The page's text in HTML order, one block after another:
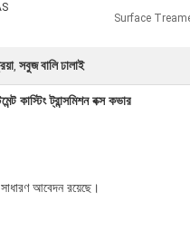
Surface
, সবুজ বালি ঢালাই
কাস্টিং ট্রান্সমিশন বক্স কভার
আবেদন রয়েছে।